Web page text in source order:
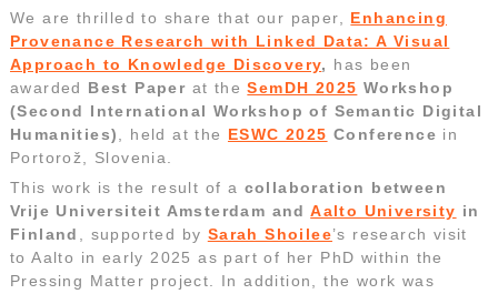
We are thrilled to share that our paper, Enhancing
Provenance Research with Linked Data: A Visual
Approach to Knowledge Discovery, has been
awarded Best Paper at theSemDH 2025 Workshop
(Second International Workshop of Semantic Digital
Humanities), held at the ESWC 2025 Conference in
Portorož, Slovenia.
This work is the result of a collaboration between
Vrije Universiteit Amsterdam andAalto University in
Finland , supported by Sarah Shoilee’s research visit
to Aalto in early 2025 as part of her PhD within the
Pressing Matter project. In addition, the work was